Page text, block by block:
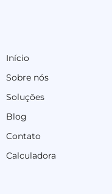
Início
Sobre nós
Soluções
Blog
Contato
Calculadora